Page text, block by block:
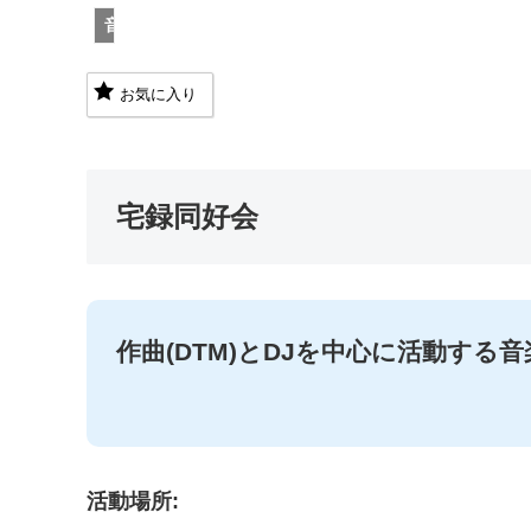
音楽系
お気に入り
宅録同好会
作曲(DTM)とDJを中心に活動する音
活動場所: